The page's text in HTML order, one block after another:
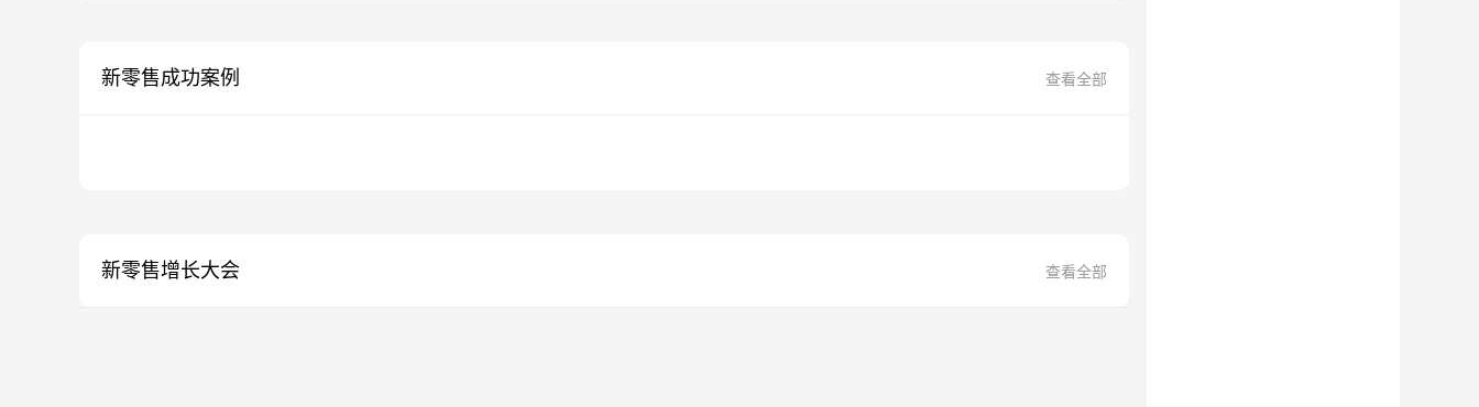
新零售成功案例 查看全部
新零售增长大会 查看全部